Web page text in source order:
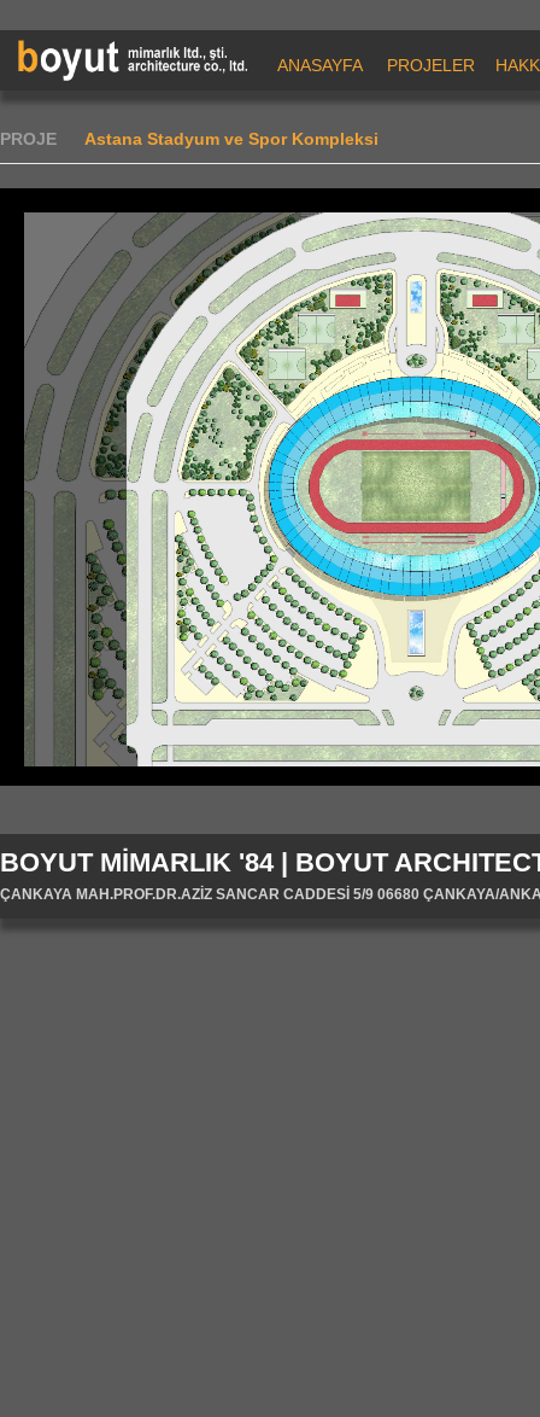
ANASAYFA PROJELER
PROJE Astana Stadyum ve Spor Kompleksi
BOYUT MİMARLIK '84 | BOYUT
ÇANKAYA MAH.PROF.DR.AZİZ SANCAR CADDESİ 5/9 06680 ÇANKAYA/